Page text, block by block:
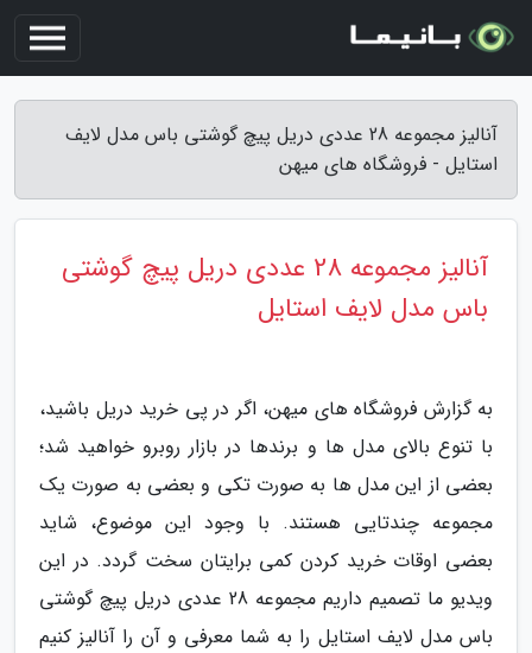
آنالیز مجموعه 28 عددی دریل پیچ گوشتی باس مدل لایف
استایل - فروشگاه های میهن
آنالیز مجموعه 28 عددی دریل پیچ گوشتی
باس مدل لایف استایل
به گزارش فروشگاه های میهن، اگر در پی خرید دریل باشید،
با تنوع بالای مدل ها و برندها در بازار روبرو خواهید شد؛
بعضی از این مدل ها به صورت تکی و بعضی به صورت یک
مجموعه چندتایی هستند. با وجود این موضوع، شاید
بعضی اوقات خرید کردن کمی برایتان سخت گردد. در این
ویدیو ما تصمیم داریم مجموعه 28 عددی دریل پیچ گوشتی
باس مدل لایف استایل را به شما معرفی و آن را آنالیز کنیم